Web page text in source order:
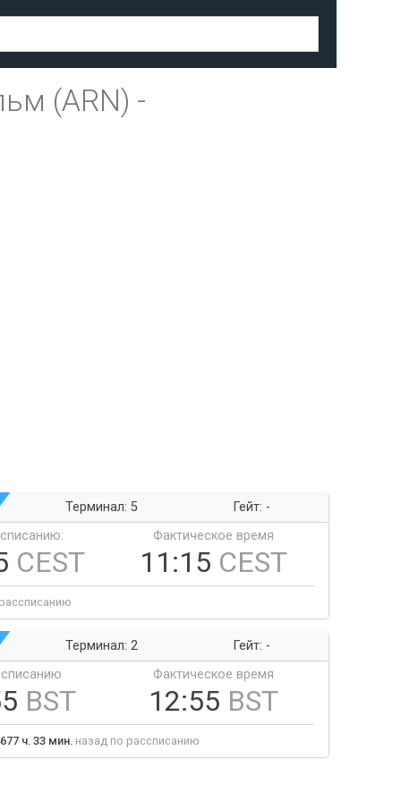
(ARN) -
Терминал: 5
Гейт: -
CEST
Фактическое время
11:15 CEST
Терминал: 2
Гейт: -
BST
Фактическое время
12:55 BST
ч. 33 мин. назад по рассписанию